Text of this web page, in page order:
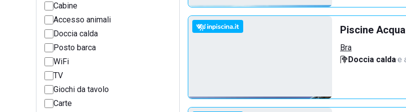
Cabine
Accesso animali
Doccia calda
Posto barca
WiFi
TV
Giochi da tavolo
Carte
Piscine
Bra
Doccia calda·e